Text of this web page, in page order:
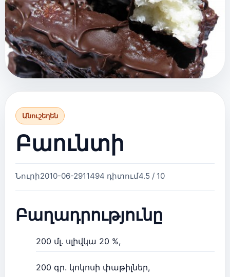
Անուշեղեն
Բաունտի
Նուրի2010-06-2911494 դիտում4.5 / 10
Բաղադրությունը
200 մլ. սլիվկա 20 %,
200 գր. կոկոսի փաթիլներ,